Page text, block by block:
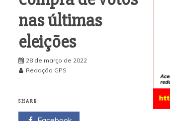
nas últimas
eleições
28 de março de 2022
Redação GPS
SHARE